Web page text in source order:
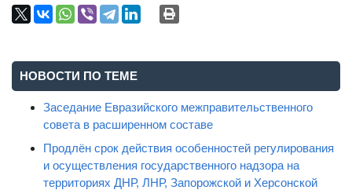
НОВОСТИ ПО ТЕМЕ
Заседание Евразийского межправительственного
совета в расширенном составе
Продлён срок действия особенностей регулирования
и осуществления государственного надзора на
территориях ДНР, ЛНР, Запорожской и Херсонской